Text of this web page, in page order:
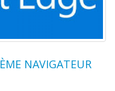
NAVIGATEUR